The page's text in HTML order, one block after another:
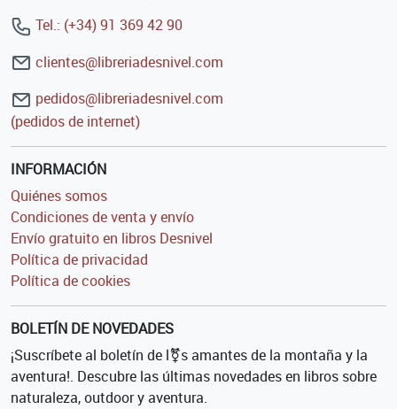
Tel.: (+34) 91 369 42 90
clientes@libreriadesnivel.com
pedidos@libreriadesnivel.com
(pedidos de internet)
INFORMACIÓN
Quiénes somos
Condiciones de venta y envío
Envío gratuito en libros Desnivel
Política de privacidad
Política de cookies
BOLETÍN DE NOVEDADES
¡Suscríbete al boletín de l⚧s amantes de la montaña y la
aventura!. Descubre las últimas novedades en libros sobre
naturaleza, outdoor y aventura.